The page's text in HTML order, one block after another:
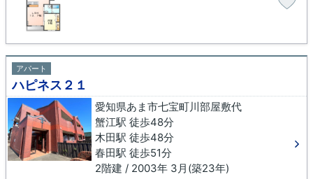
アパート
ハピネス２１
愛知県あま市七宝町川部屋敷代
蟹江駅 徒歩48分
木田駅 徒歩48分
春田駅 徒歩51分
2階建 / 2003年 3月(築23年)